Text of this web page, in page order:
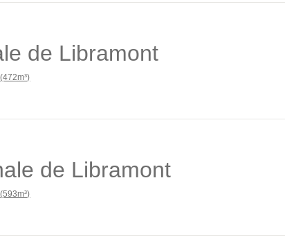
de Libramont
de Libramont